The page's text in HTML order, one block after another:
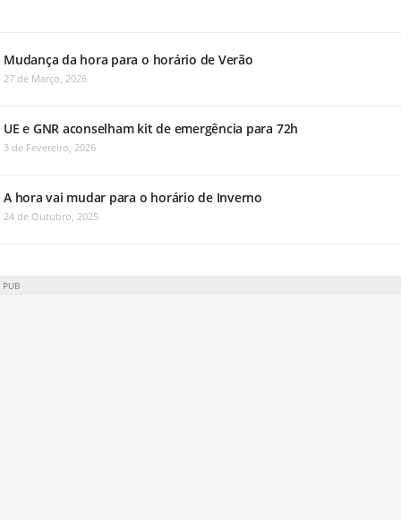
Mudança da hora para o horário de Verão
27 de Março, 2026
UE e GNR aconselham kit de emergência para 72h
3 de Fevereiro, 2026
A hora vai mudar para o horário de Inverno
24 de Outubro, 2025
PUB